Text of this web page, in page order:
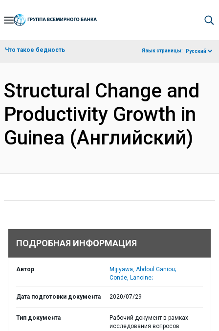
Skip
Navigation
Что такое бедность Язык страницы: Русский
Structural Change and
Productivity Growth in
Guinea (Английский)
ПОДРОБНАЯ ИНФОРМАЦИЯ
Автор
Mijiyawa, Abdoul Ganiou;
Conde, Lancine;
Дата подготовки документа 2020/07/29
Тип документа
Рабочий документ в рамках
исследования вопросов